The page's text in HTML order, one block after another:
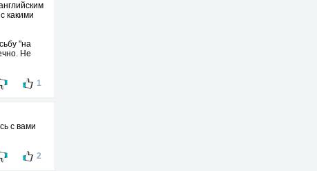
какими
"на
Не
1
с вами
2